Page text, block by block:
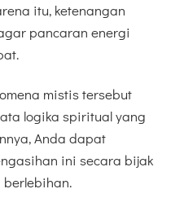
itu, ketenangan
pancaran energi
mistis tersebut
logika spiritual yang
Anda dapat
ini secara bijak